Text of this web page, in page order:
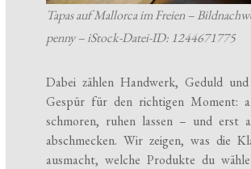
Tapas auf Mallorca im Freien –
penny – iStock-Datei-ID: 1244671775
Dabei zählen Handwerk, Geduld
Gespür für den richtigen Moment:
schmoren, ruhen lassen – und erst
abschmecken. Wir zeigen, was die
ausmacht, welche Produkte du